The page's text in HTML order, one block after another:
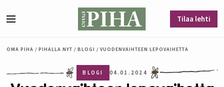
Tilaa lehti
OMA PIHA / PIHALLA NYT / BLOGI / VUODENVAIHTEEN LEPOVAIHETTA
BLOGI 04.01.2024